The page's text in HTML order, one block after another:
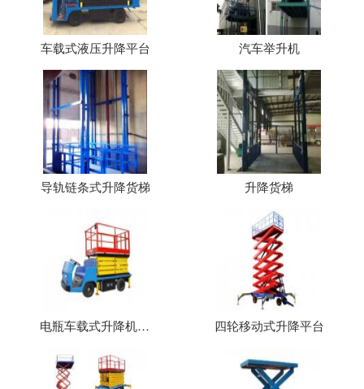
车载式液压升降平台 汽车举升机
导轨链条式升降货梯 升降货梯
电瓶车载式升降机（平台） 四轮移动式升降平台